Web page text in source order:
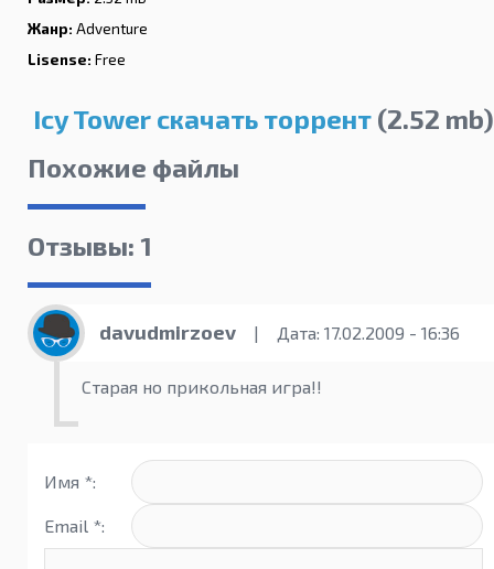
Жанр: Adventure
Lisense: Free
Icy Tower скачать торрент (2.52 mb)
Похожие файлы
Отзывы: 1
davudmirzoev | Дата: 17.02.2009 - 16:36
Старая но прикольная игра!!
Имя *:
Email *: